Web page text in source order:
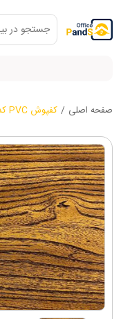
صفحه اصلی / کفپوش PVC کد 202